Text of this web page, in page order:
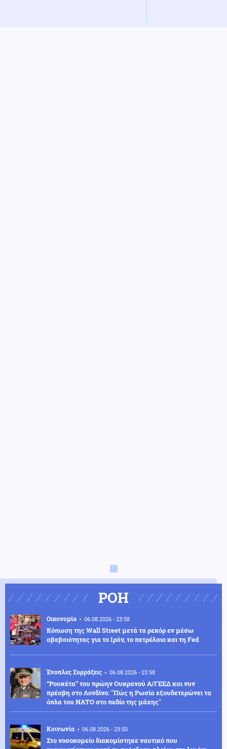
ΡΟΗ
Οικονομία 06.08.2026 - 23:58
Κόπωση της Wall Street μετά τα ρεκόρ εν μέσω
αβεβαιότητας για το Ιράν, το πετρέλαιο και τη Fed
Ένοπλες Συρράξεις 06.08.2026 - 23:58
“Ρουκέτα” του πρώην Ουκρανού Α/ΓΕΕΔ και νυν
πρέσβη στο Λονδίνο: "Πώς η Ρωσία εξουδετερώνει τα
όπλα του ΝΑΤΟ στο πεδίο της μάχης"
Κοινωνία 06.08.2026 - 23:50
Στο νοσοκομείο διακομίστηκε ναυτικό που